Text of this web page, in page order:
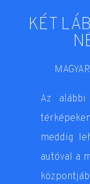
KÉT
Az alábbi
meddig
autóval a